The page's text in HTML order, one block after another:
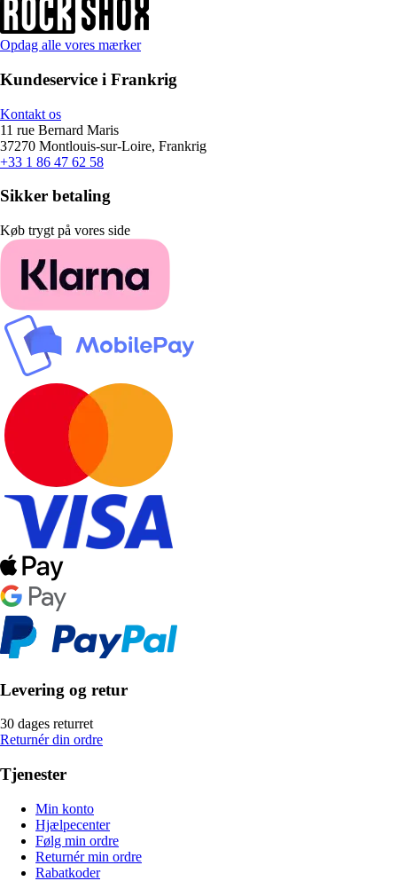
Opdag alle vores mærker
Kundeservice i Frankrig
Kontakt os
11 rue Bernard Maris
37270 Montlouis-sur-Loire, Frankrig
+33 1 86 47 62 58
Sikker betaling
Køb trygt på vores side
Levering og retur
30 dages returret
Returnér din ordre
Tjenester
Min konto
Hjælpecenter
Følg min ordre
Returnér min ordre
Rabatkoder